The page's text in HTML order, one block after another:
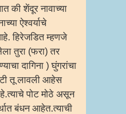
की शेंदूर नावाच्या
ऐश्वर्याचे
हिरेजडित म्हणजे
तुरा (फरा) तर
दागिना ) घुंगरांचा
तू लावली आहेस
पोट मोठे असून
बंधन आहेत.त्याची